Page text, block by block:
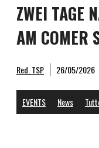
ZWEI TAGE
AM COMER
Red. TSP 26/05/2026
EVENTS News